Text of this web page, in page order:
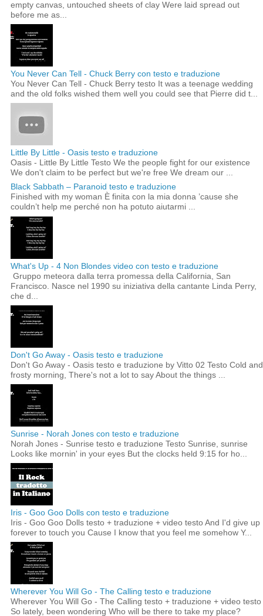
empty canvas, untouched sheets of clay Were laid spread out
before me as...
You Never Can Tell - Chuck Berry con testo e traduzione
You Never Can Tell - Chuck Berry testo It was a teenage wedding
and the old folks wished them well you could see that Pierre did t...
Little By Little - Oasis testo e traduzione
Oasis - Little By Little Testo We the people fight for our existence
We don't claim to be perfect but we're free We dream our ...
Black Sabbath – Paranoid testo e traduzione
Finished with my woman È finita con la mia donna ’cause she
couldn’t help me perché non ha potuto aiutarmi ...
What's Up - 4 Non Blondes video con testo e traduzione
Gruppo meteora dalla terra promessa della California, San
Francisco. Nasce nel 1990 su iniziativa della cantante Linda Perry,
che d...
Don't Go Away - Oasis testo e traduzione
Don't Go Away - Oasis testo e traduzione by Vitto 02 Testo Cold and
frosty morning, There's not a lot to say About the things ...
Sunrise - Norah Jones con testo e traduzione
Norah Jones - Sunrise testo e traduzione Testo Sunrise, sunrise
Looks like mornin' in your eyes But the clocks held 9:15 for ho...
Iris - Goo Goo Dolls con testo e traduzione
Iris - Goo Goo Dolls testo + traduzione + video testo And I'd give up
forever to touch you Cause I know that you feel me somehow Y...
Wherever You Will Go - The Calling testo e traduzione
Wherever You Will Go - The Calling testo + traduzione + video testo
So lately, been wondering Who will be there to take my place?